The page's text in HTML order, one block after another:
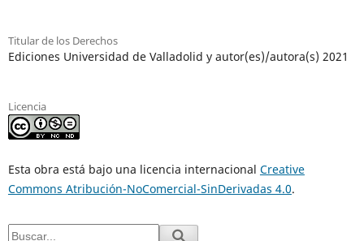
Titular de los Derechos
Ediciones Universidad de Valladolid y autor(es)/autora(s) 2021
Licencia
Esta obra está bajo una licencia internacional Creative
Commons Atribución-NoComercial-SinDerivadas 4.0.